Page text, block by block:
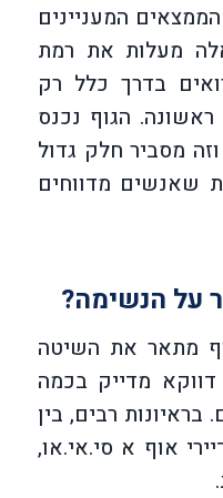
המעניינים
מעלות את רמת
בדרך כלל רק
הגוף נכנס
מסביר חלק גדול
שאנשים מדווחים
על הנשימה?
מתאר את השיטה
מדייק בכמה
רבים, בין
אוף א סי.אי.או,